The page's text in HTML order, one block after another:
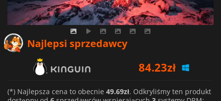
Najlepsi sprzedawcy
84.23zł
85.73
zł
(*) Najlepsza cena to obecnie 49.69zł. Odkryliśmy ten produkt